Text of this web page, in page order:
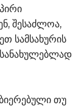
შესაძლოა,
სამსახურის
თუ